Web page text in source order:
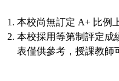
本校尚無訂定 A+ 比例
本校採用等第制評定成
表僅供參考，授課教師